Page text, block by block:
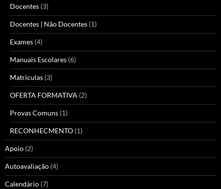
Docentes (3)
Docentes | Não Docentes (1)
Exames (4)
Manuais Escolares (6)
Matriculas (3)
OFERTA FORMATIVA (2)
Provas Comuns (1)
RECONHECMENTO (1)
Apoio (2)
Autoavaliação (4)
Calendário (7)